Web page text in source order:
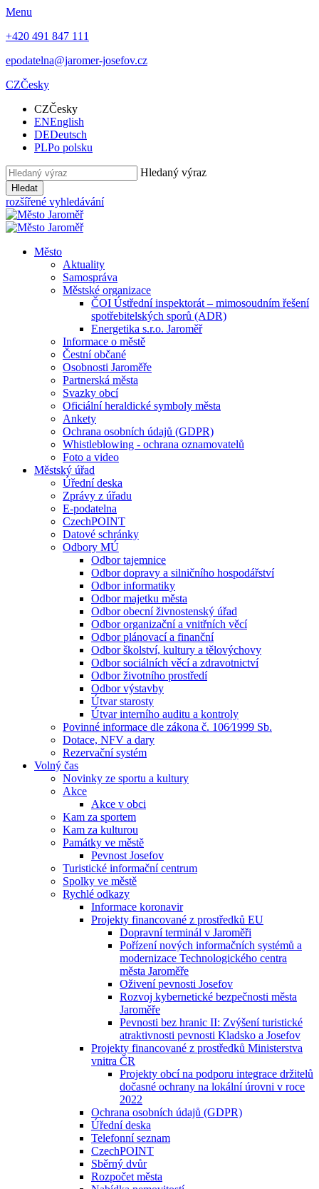
Menu
+420 491 847 111
epodatelna@jaromer-josefov.cz
CZČesky
CZČesky
ENEnglish
DEDeutsch
PLPo polsku
Hledaný výraz
Hledat
rozšířené vyhledávání
Město
Aktuality
Samospráva
Městské organizace
ČOI Ústřední inspektorát – mimosoudním řešení
spotřebitelských sporů (ADR)
Energetika s.r.o. Jaroměř
Informace o městě
Čestní občané
Osobnosti Jaroměře
Partnerská města
Svazky obcí
Oficiální heraldické symboly města
Ankety
Ochrana osobních údajů (GDPR)
Whistleblowing - ochrana oznamovatelů
Foto a video
Městský úřad
Úřední deska
Zprávy z úřadu
E-podatelna
CzechPOINT
Datové schránky
Odbory MÚ
Odbor tajemnice
Odbor dopravy a silničního hospodářství
Odbor informatiky
Odbor majetku města
Odbor obecní živnostenský úřad
Odbor organizační a vnitřních věcí
Odbor plánovací a finanční
Odbor školství, kultury a tělovýchovy
Odbor sociálních věcí a zdravotnictví
Odbor životního prostředí
Odbor výstavby
Útvar starosty
Útvar interního auditu a kontroly
Povinné informace dle zákona č. 106⁄1999 Sb.
Dotace, NFV a dary
Rezervační systém
Volný čas
Novinky ze sportu a kultury
Akce
Akce v obci
Kam za sportem
Kam za kulturou
Památky ve městě
Pevnost Josefov
Turistické informační centrum
Spolky ve městě
Rychlé odkazy
Informace koronavir
Projekty financované z prostředků EU
Dopravní terminál v Jaroměři
Pořízení nových informačních systémů a
modernizace Technologického centra
města Jaroměře
Oživení pevnosti Josefov
Rozvoj kybernetické bezpečnosti města
Jaroměře
Pevnosti bez hranic II: Zvýšení turistické
atraktivnosti pevnosti Kladsko a Josefov
Projekty financované z prostředků Ministerstva
vnitra ČR
Projekty obcí na podporu integrace držitelů
dočasné ochrany na lokální úrovni v roce
2022
Ochrana osobních údajů (GDPR)
Úřední deska
Telefonní seznam
CzechPOINT
Sběrný dvůr
Rozpočet města